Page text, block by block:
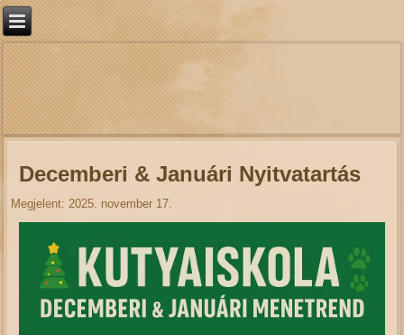
Decemberi & Januári Nyitvatartás
Megjelent: 2025. november 17.